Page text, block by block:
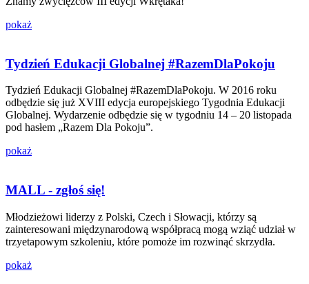
pokaż
Tydzień Edukacji Globalnej #RazemDlaPokoju
Tydzień Edukacji Globalnej #RazemDlaPokoju. W 2016 roku
odbędzie się już XVIII edycja europejskiego Tygodnia Edukacji
Globalnej. Wydarzenie odbędzie się w tygodniu 14 – 20 listopada
pod hasłem „Razem Dla Pokoju”.
pokaż
MALL - zgłoś się!
Młodzieżowi liderzy z Polski, Czech i Słowacji, którzy są
zainteresowani międzynarodową współpracą mogą wziąć udział w
trzyetapowym szkoleniu, które pomoże im rozwinąć skrzydła.
pokaż